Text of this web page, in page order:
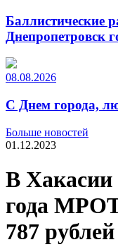
Баллистические
Днепропетровск
08.08.2026
С Днем города,
Больше новостей
01.12.2023
В Хакасии
года МРОТ
787 рублей